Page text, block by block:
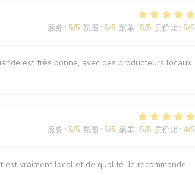
服务 : 5/5 氛围 : 5/5 菜单: 5/5 质价比 : 5/5
est très bonne, avec des producteurs locaux
服务 : 5/5 氛围 : 5/5 菜单: 5/5 质价比 : 4/5
vraiment local et de qualité. Je recommande